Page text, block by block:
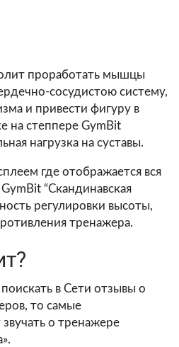
проработать мышцы
сосудистою систему,
и привести фигуру в
на степпере GymBit
нагрузка на суставы.
где отображается вся
“Скандинавская
регулировки высоты,
тренажера.
в Сети отзывы о
то самые
о тренажере